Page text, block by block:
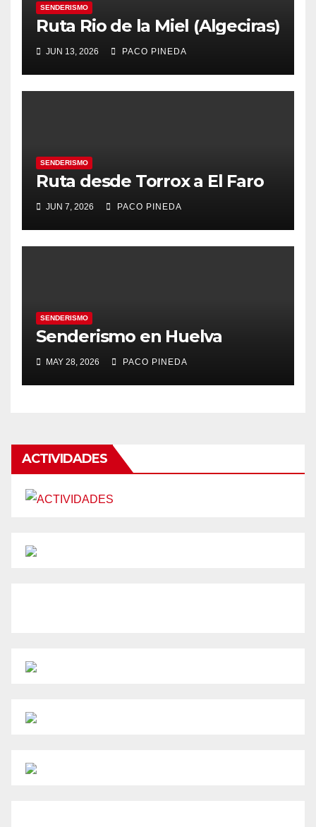
SENDERISMO
Ruta Rio de la Miel (Algeciras)
JUN 13, 2026 PACO PINEDA
SENDERISMO
Ruta desde Torrox a El Faro
JUN 7, 2026 PACO PINEDA
SENDERISMO
Senderismo en Huelva
MAY 28, 2026 PACO PINEDA
ACTIVIDADES